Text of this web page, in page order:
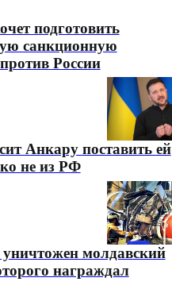
подготовить
санкционную
России
Анкару поставить ей
не из РФ
молдавский
награждал